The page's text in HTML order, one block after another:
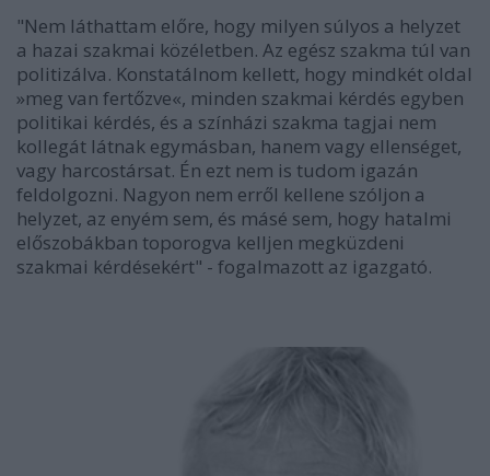
"Nem láthattam előre, hogy milyen súlyos a helyzet
a hazai szakmai közéletben. Az egész szakma túl van
politizálva. Konstatálnom kellett, hogy mindkét oldal
»meg van fertőzve«, minden szakmai kérdés egyben
politikai kérdés, és a színházi szakma tagjai nem
kollegát látnak egymásban, hanem vagy ellenséget,
vagy harcostársat. Én ezt nem is tudom igazán
feldolgozni. Nagyon nem erről kellene szóljon a
helyzet, az enyém sem, és másé sem, hogy hatalmi
előszobákban toporogva kelljen megküzdeni
szakmai kérdésekért" - fogalmazott az igazgató.